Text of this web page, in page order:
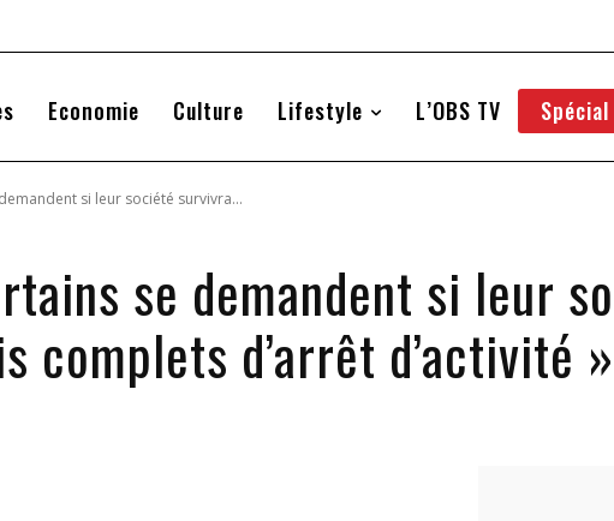
Economie Culture Lifestyle L’OBS TV
si leur société survivra...
se demandent si leur
complets d’arrêt d’activité »